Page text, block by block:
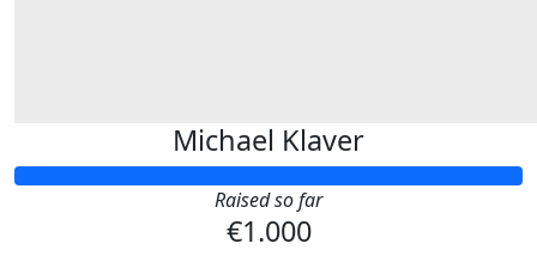
Michael Klaver
Raised so far
€1.000